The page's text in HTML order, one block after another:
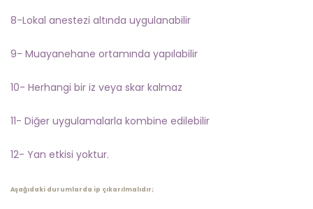
8-Lokal anestezi altında uygulanabilir
9- Muayanehane ortamında yapılabilir
10- Herhangi bir iz veya skar kalmaz
11- Diğer uygulamalarla kombine edilebilir
12- Yan etkisi yoktur.
Aşağıdaki durumlarda ip çıkarılmalıdır;